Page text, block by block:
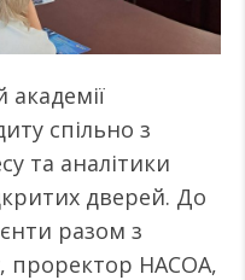
академії
спільно з
та аналітики
дверей. До
разом з
проректор НАСОА,